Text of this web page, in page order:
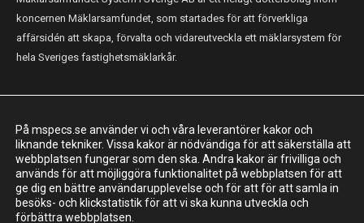
koncernen Mäklarsamfundet, som startades för att förverkliga
affärsidén att skapa, förvalta och vidareutveckla ett mäklarsystem för
hela Sveriges fastighetsmäklarkår.
Mäklarsamfundet System i Sverige AB
Adress: Luntmakargatan 26, 111 37 Stockholm
010-221 61 00
support@mspecs.se
På mspecs.se använder vi och våra leverantörer kakor och
liknande tekniker. Vissa kakor är nödvändiga för att säkerställa att
webbplatsen fungerar som den ska. Andra kakor är frivilliga och
används för att möjliggöra funktionalitet på webbplatsen för att
ge dig en bättre användarupplevelse och för att för att samla in
besöks- och klickstatistik för att vi ska kunna utveckla och
förbättra webbplatsen.